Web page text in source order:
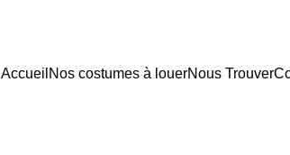
Accueil Nos costumes à louerNous Trouver